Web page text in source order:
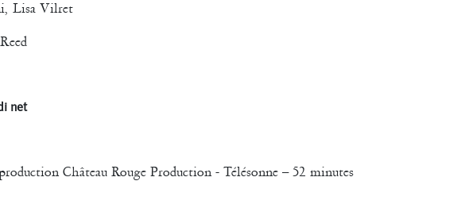
Lisa Vilret
net
Château Rouge Production - Télésonne – 52 minutes